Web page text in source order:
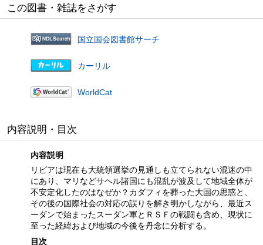
この図書・雑誌をさがす
国立国会図書館サーチ
カーリル
WorldCat
内容説明・目次
内容説明
リビアは現在も大統領選挙の見通しも立てられない混迷の中
にあり、マリなどサヘル諸国にも混乱が波及して地域全体が
不安定化したのはなぜか？カダフィを葬った大国の思惑と、
その後の国際社会の対応の誤りを解き明かしながら、最近ス
ーダンで始まったスーダン軍とＲＳＦの戦闘も含め、現状に
至った経緯および地域の今後を丹念に分析する。
目次